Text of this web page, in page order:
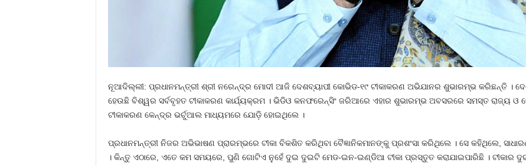
ନୂଆଦିଲ୍ଲୀ: ପ୍ରଧାନମନ୍ତ୍ରୀ ଶ୍ରୀ ନରେନ୍ଦ୍ର ମୋଦୀ ଆଜି ଦେଶବ୍ୟାପୀ କୋଭିଡ-୧୯ ଟୀକାକରଣ ଅଭିଯାନର ଶୁଭାରମ୍ଭ କରିଛନ୍ତି ।
ହେଉଛି ବିଶ୍ୱର ସର୍ବବୃହତ ଟୀକାକରଣ କାର୍ଯ୍ୟକ୍ରମ । ଭିଡିଓ କନଫରେନ୍ସିଂ ଜରିଆରେ ଏହାର ଶୁଭାରମ୍ଭ ଅବସରରେ ସମସ୍ତ ରାଜ୍ୟ ଓ
ଟୀକାକରଣ କେନ୍ଦ୍ର ଭର୍ଚୁଆଲ ମାଧ୍ୟମରେ ଯୋଡ଼ି ହୋଇଥିଲେ ।
ପ୍ରଧାନମନ୍ତ୍ରୀ ନିଜର ଅଭିଭାଷଣ ପ୍ରାରମ୍ଭରେ ଟୀକା ବିକଶିତ କରିଥିବା ବୈଜ୍ଞାନିକମାନଙ୍କୁ ପ୍ରଶଂସା କରିଥିଲେ । ସେ କହିଥିଲେ,
। କିନ୍ତୁ ଏଠାରେ, ଏତେ କମ ସମୟରେ, ପୁଣି ଗୋଟିଏ ନୁହେଁ ଦୁଇ ଦୁଇଟି ମେଡ-ଇନ-ଇଣ୍ଡିଆ ଟୀକା ପ୍ରସ୍ତୁତ କରାଯାଇପାରିଛି । ଟୀକାର